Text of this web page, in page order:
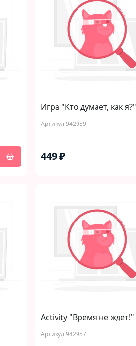
Игра "Кто думает, как я?"
Артикул 942959
449 ₽
Activity "Время не ждет!"
Артикул 942957